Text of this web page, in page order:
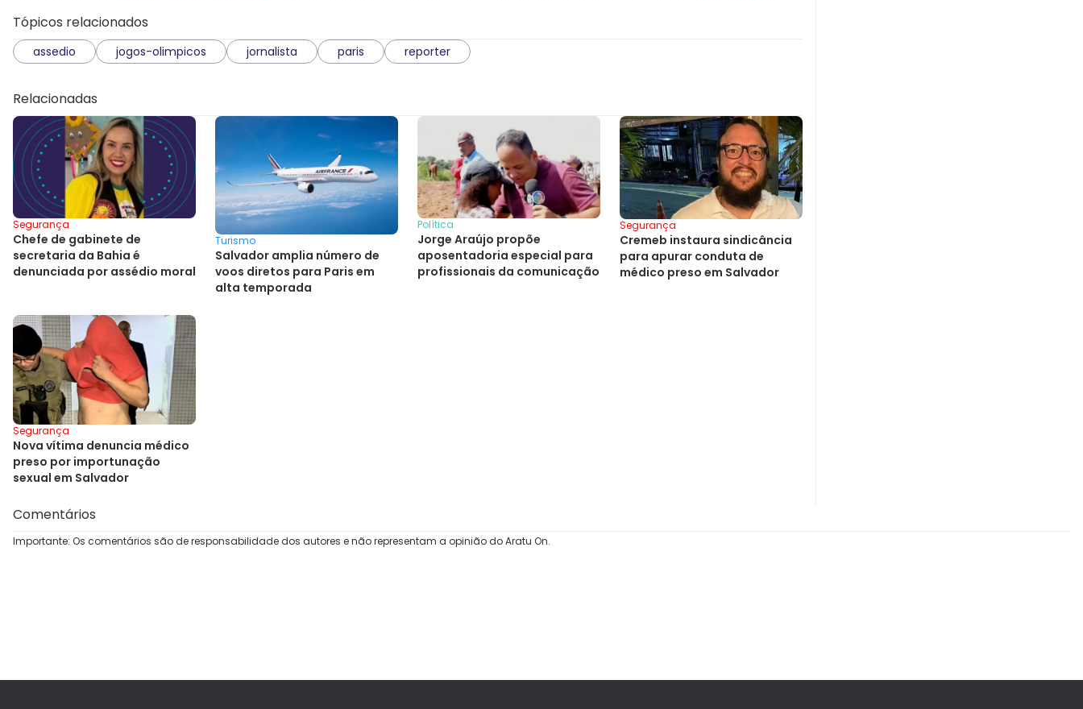
Tópicos relacionados
assedio jogos-olimpicos jornalista paris reporter
Relacionadas
Segurança
Chefe de gabinete de
secretaria da Bahia é
denunciada por assédio moral
Turismo
Salvador amplia número de
voos diretos para Paris em
alta temporada
Política
Jorge Araújo propõe
aposentadoria especial para
profissionais da comunicação
Segurança
Cremeb instaura sindicância
para apurar conduta de
médico preso em Salvador
Segurança
Nova vítima denuncia médico
preso por importunação
sexual em Salvador
Comentários
Importante: Os comentários são de responsabilidade dos autores e não representam a opinião do Aratu On.